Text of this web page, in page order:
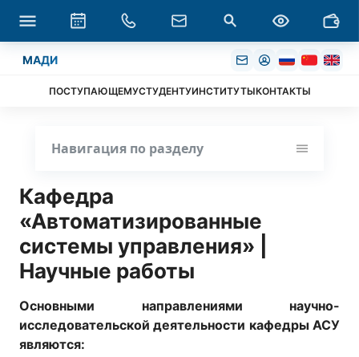
МАДИ
ПОСТУПАЮЩЕМУСТУДЕНТУИНСТИТУТЫКОНТАКТЫ
Кафедра
«Автоматизированные
системы управления» |
Научные работы
Основными направлениями научно-
исследовательской деятельности кафедры АСУ
являются:
Навигация по разделу